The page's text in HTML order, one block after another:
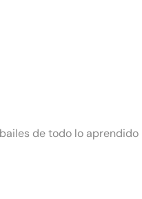
de todo lo aprendido